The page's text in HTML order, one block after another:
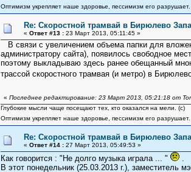
Оптимизм укрепляет наше здоровье, пессимизм его
Re: Скоростной трамвай в Бирюлево
« Ответ #13 : 23 Март 2013, 05:11:45 »
В связи с увеличением объема папки для
администратору сайта), появилось свободное
поэтому выкладываю здесь ранее обещанный
трассой скоростного трамвая (и метро) в
« Последнее редактирование: 23 Март 2013, 05:21:18 от
Глубокие мысли чаще посещают тех, кто оказался на мели. (c)
Оптимизм укрепляет наше здоровье, пессимизм его
Re: Скоростной трамвай в Бирюлево
« Ответ #14 : 27 Март 2013, 05:49:53 »
Как говорится : "Не долго музыка играла ... "
.
В этот понедельник (25.03.2013 г.), заместитель